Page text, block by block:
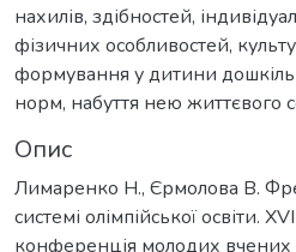
нахилів, здібностей,
фізичних особливостей,
формування у дитини
норм, набуття нею життєвого
Опис
Лимаренко Н., Єрмолова В.
системі олімпійської освіти.
конференція молодих вчених